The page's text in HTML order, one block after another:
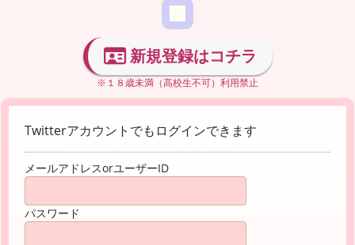
新規登録はコチラ
※１８歳未満（高校生不可）利用禁止
Twitterアカウントでもログインできます
メールアドレスorユーザーID
パスワード